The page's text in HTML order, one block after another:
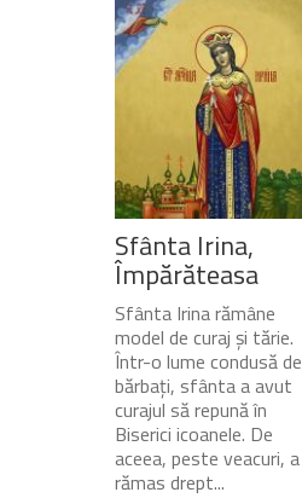
Sfânta Irina,
Împărăteasa
Sfânta Irina rămâne
model de curaj și tărie.
Într-o lume condusă de
bărbați, sfânta a avut
curajul să repună în
Biserici icoanele. De
aceea, peste veacuri, a
rămas drept...